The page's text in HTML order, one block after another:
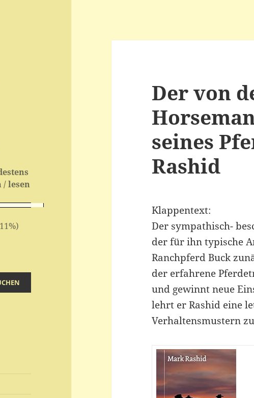
/ lesen
Der von
seines
Rashid
Klappentext:
Der sympathisch-
der für ihn typische
Ranchpferd Buck
der erfahrene
und gewinnt neue
lehrt er Rashid eine
Verhaltensmustern